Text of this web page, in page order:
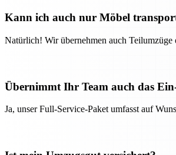
Kann ich auch nur Möbel
Natürlich! Wir übernehmen auch Teilumzüge
Übernimmt Ihr Team auch das
Ja, unser Full-Service-Paket umfasst auf